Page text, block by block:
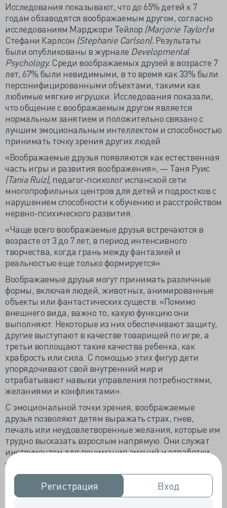
Регистрация
Регистрация Вход
Вход
Исследования показывают, что до 65% детей к 7
годам обзаводятся воображаемым другом, согласно
исследованиям Марджори Тейлор (Marjorie Taylor)и
Стефани Карлсон (Stephanie Carlson). Результаты
были опубликованы в журнале Developmental
Psychology. Среди воображаемых друзей в возрасте 7
лет, 67% были невидимыми, в то время как 33% были
персонифицированными объектами, такими как
любимые мягкие игрушки. Исследования показали,
что общение с воображаемым другом является
нормальным занятием и положительно связано с
лучшим эмоциональным интеллектом и способностью
принимать точку зрения других людей.
«Воображаемые друзья появляются как естественная
часть игры и развития воображения», — Таня Руис
(Tania Ruiz), педагог-психолог испанской сети
многопрофильных центров для детей и подростков с
нарушением способности к обучению и расстройством
нервно-психического развития.
«Чаще всего воображаемые друзья встречаются в
возрасте от 3 до 7 лет, в период интенсивного
творчества, когда грань между фантазией и
реальностью еще только формируется».
Воображаемые друзья могут принимать различные
формы, включая людей, животных, анимированные
объекты или фантастических существ. «Помимо
внешнего вида, важно то, какую функцию они
выполняют. Некоторые из них обеспечивают защиту,
другие выступают в качестве товарищей по игре, а
третьи воплощают такие качества ребенка, как
храбрость или сила. С помощью этих фигур дети
упорядочивают свой внутренний мир и
отрабатывают навыки управления потребностями,
желаниями и конфликтами».
С эмоциональной точки зрения, воображаемые
друзья позволяют детям выражать страх, гнев,
печаль или неудовлетворенные желания, которые им
трудно высказать взрослым напрямую. Они служат
инструментом для понимания эмоций и отработки
стратегий преодоления трудностей. С когнитивной
точки зрения, этот тип игр стимулирует развитие
повествовательной речи, навыков планирования,
познавательной гибкости и символического